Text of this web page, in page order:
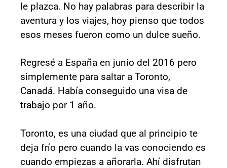
le plazca. No hay palabras para describir la
aventura y los viajes, hoy pienso que todos
esos meses fueron como un dulce sueño.
Regresé a España en junio del 2016 pero
simplemente para saltar a Toronto,
Canadá. Había conseguido una visa de
trabajo por 1 año.
Toronto, es una ciudad que al principio te
deja frío pero cuando la vas conociendo es
cuando empiezas a añorarla. Ahí disfrutan